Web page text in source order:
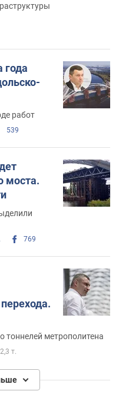
года
работ
539
моста.
769
тоннелей метрополитена
2,3 т.